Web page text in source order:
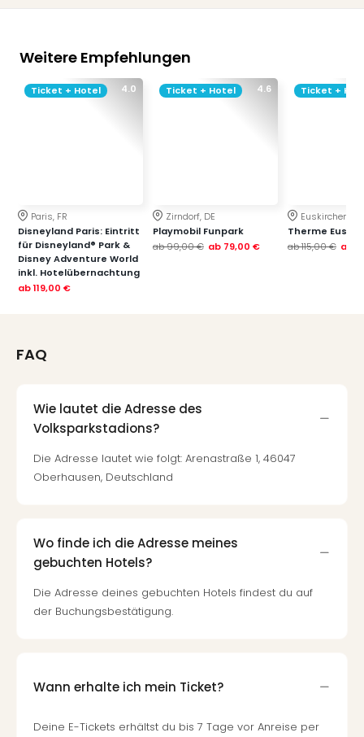
Weitere Empfehlungen
4.0
Ticket + Hotel
Paris, FR
Disneyland Paris: Eintritt
für Disneyland® Park &
Disney Adventure World
inkl. Hotelübernachtung
ab119,00 €
4.6
Ticket + Hotel
Zirndorf, DE
Playmobil Funpark
ab99,00 € ab 79,00 €
Ticket +
Euskirchen, DE
Therme
ab115,00 € ab
FAQ
Wie lautet die Adresse des
Volksparkstadions?
Die Adresse lautet wie folgt: Arenastraße 1, 46047
Oberhausen, Deutschland
Wo finde ich die Adresse meines
gebuchten Hotels?
Die Adresse deines gebuchten Hotels findest du auf
der Buchungsbestätigung.
Wann erhalte ich mein Ticket?
Deine E-Tickets erhältst du bis 7 Tage vor Anreise per